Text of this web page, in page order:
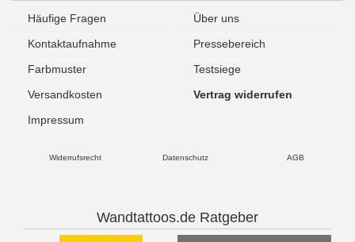
Häufige Fragen
Über uns
Kontaktaufnahme
Pressebereich
Farbmuster
Testsiege
Versandkosten
Vertrag widerrufen
Impressum
Widerrufsrecht Datenschutz AGB
Wandtattoos.de Ratgeber